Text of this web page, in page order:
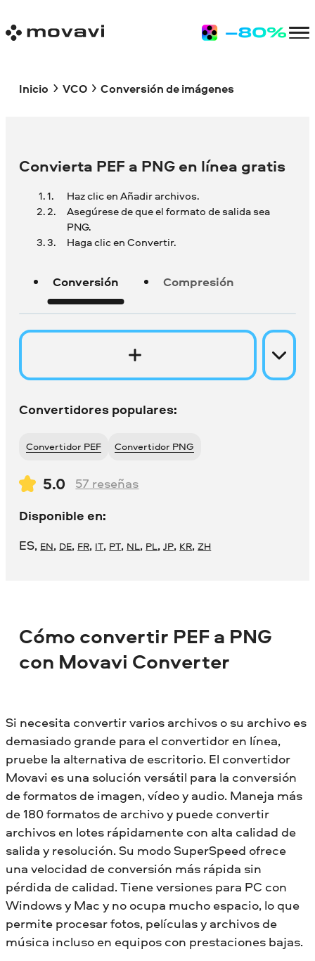
Inicio VCO Conversión de imágenes
Convierta PEF a PNG en línea gratis
Haz clic en Añadir archivos.
Asegúrese de que el formato de salida sea
PNG.
Haga clic en Convertir.
Conversión Compresión
Convertidores populares:
Convertidor PEF Convertidor PNG
5.0 57 reseñas
Disponible en:
ES, EN, DE, FR, IT, PT, NL, PL,JP, KR,ZH
Cómo convertir PEF a PNG
con Movavi Converter
Si necesita convertir varios archivos o su archivo es
demasiado grande para el convertidor en línea,
pruebe la alternativa de escritorio. El convertidor
Movavi es una solución versátil para la conversión
de formatos de imagen, vídeo y audio. Maneja más
de 180 formatos de archivo y puede convertir
archivos en lotes rápidamente con alta calidad de
salida y resolución. Su modo SuperSpeed ofrece
una velocidad de conversión más rápida sin
pérdida de calidad. Tiene versiones para PC con
Windows y Mac y no ocupa mucho espacio, lo que
permite procesar fotos, películas y archivos de
música incluso en equipos con prestaciones bajas.